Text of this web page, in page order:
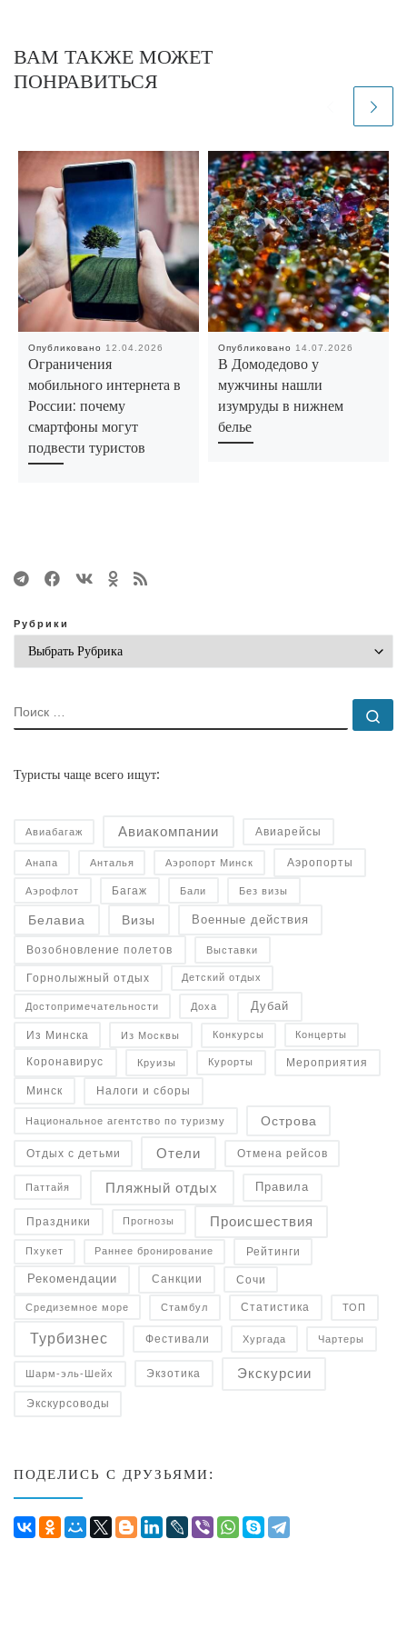
ВАМ ТАКЖЕ МОЖЕТ
ПОНРАВИТЬСЯ
Опубликовано 12.04.2026
Ограничения
мобильного интернета в
России: почему
смартфоны могут
подвести туристов
Опубликовано 14.07.2026
В Домодедово у
мужчины нашли
изумруды в нижнем
белье
Рубрики
ПОИСК
Туристы чаще всего ищут:
Авиабагаж Авиакомпании Авиарейсы
Анапа Анталья Аэропорт Минск Аэропорты
Аэрофлот Багаж Бали Без визы
Белавиа Визы Военные действия
Возобновление полетов Выставки
Горнолыжный отдых Детский отдых
Достопримечательности Доха Дубай
Из Минска Из Москвы Конкурсы Концерты
Коронавирус Круизы Курорты Мероприятия
Минск Налоги и сборы
Национальное агентство по туризму Острова
Отдых с детьми Отели Отмена рейсов
Паттайя Пляжный отдых Правила
Праздники Прогнозы Происшествия
Пхукет Раннее бронирование Рейтинги
Рекомендации Санкции Сочи
Средиземное море Стамбул Статистика ТОП
Турбизнес Фестивали Хургада Чартеры
Шарм-эль-Шейх Экзотика Экскурсии
Экскурсоводы
ПОДЕЛИСЬ С ДРУЗЬЯМИ: